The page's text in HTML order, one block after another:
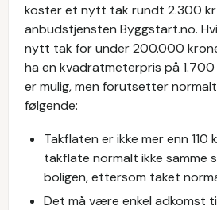
koster et nytt tak rundt 2.300 kr
anbudstjensten Byggstart.no.
nytt tak for under 200.000
ha en kvadratmeterpris på
er mulig, men forutsetter
følgende:
Takflaten er ikke mer enn
takflate normalt ikke samme
boligen, ettersom taket
Det må være enkel adkomst